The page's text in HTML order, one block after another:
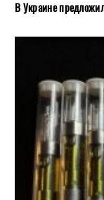
В Украине